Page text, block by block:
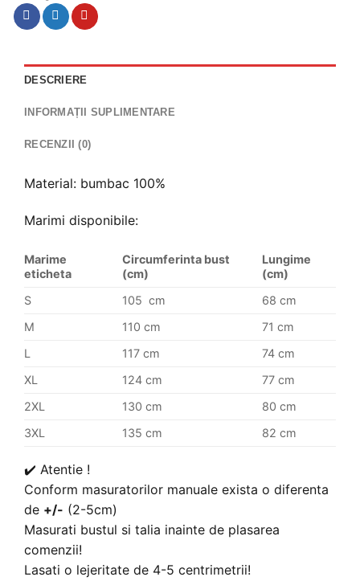
DESCRIERE
INFORMAȚII SUPLIMENTARE
RECENZII (0)
Material: bumbac 100%
Marimi disponibile:
Marime
eticheta
Circumferinta bust
(cm)
Lungime
(cm)
S
105 cm
68 cm
M
110 cm
71 cm
L
117 cm
74 cm
XL
124 cm
77 cm
2XL
130 cm
80 cm
3XL
135 cm 82 cm
✔️ Atentie !
Conform masuratorilor manuale exista o diferenta
de +/- (2-5cm)
Masurati bustul si talia inainte de plasarea
comenzii!
Lasati o lejeritate de 4-5 centrimetrii!